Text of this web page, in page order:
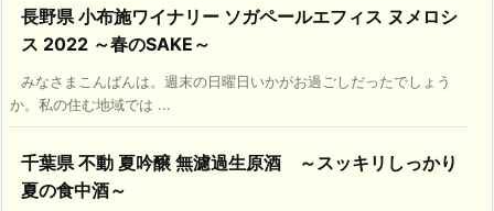
長野県 小布施ワイナリー ソガペールエフィス ヌメロシ
ス 2022 ～春のSAKE～
みなさまこんばんは。週末の日曜日いかがお過ごしだったでしょう
か。私の住む地域では ...
千葉県 不動 夏吟醸 無濾過生原酒 ～スッキリしっかり
夏の食中酒～